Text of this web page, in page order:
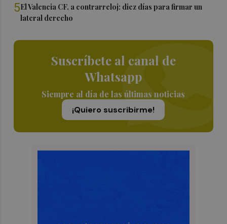
5El Valencia CF, a contrarreloj: diez días para firmar un
lateral derecho
Suscríbete al canal de
Whatsapp
Siempre al día de las últimas noticias
¡Quiero suscribirme!